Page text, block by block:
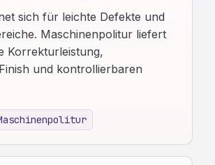
sich für leichte Defekte und
Maschinenpolitur liefert
Korrekturleistung,
und kontrollierbaren